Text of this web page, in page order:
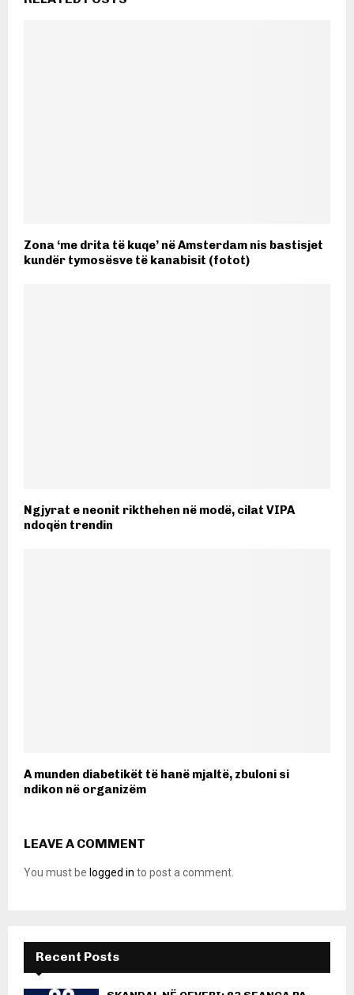
Zona ‘me drita të kuqe’ në Amsterdam nis bastisjet
kundër tymosësve të kanabisit (fotot)
Ngjyrat e neonit rikthehen në modë, cilat VIPA
ndoqën trendin
A munden diabetikët të hanë mjaltë, zbuloni si
ndikon në organizëm
LEAVE A COMMENT
You must be logged in to post a comment.
Recent Posts